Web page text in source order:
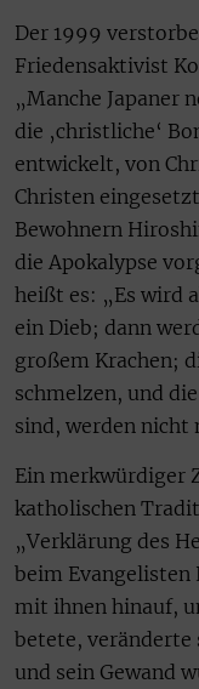
Der 1999
Friedensaktivist
„Manche Japaner
die ‚christliche‘
entwickelt, von
Christen
Bewohnern
die Apokalypse
heißt es: „Es wird
ein Dieb; dann
großem Krachen;
schmelzen, und
sind, werden nicht
Ein merkwürdiger
katholischen
„Verklärung des
beim Evangelisten
mit ihnen hinauf,
betete, veränderte
und sein Gewand